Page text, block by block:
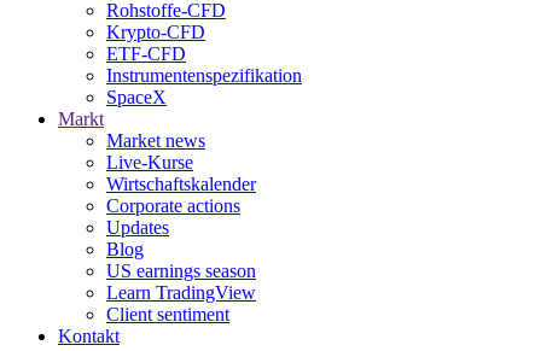
Rohstoffe-CFD
Krypto-CFD
ETF-CFD
Instrumentenspezifikation
SpaceX
Markt
Market news
Live-Kurse
Wirtschaftskalender
Corporate actions
Updates
Blog
US earnings season
Learn TradingView
Client sentiment
Kontakt